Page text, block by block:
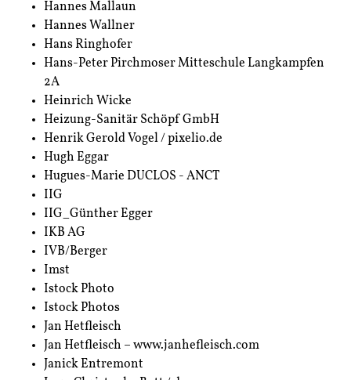
Hannes Mallaun
Hannes Wallner
Hans Ringhofer
Hans-Peter Pirchmoser Mitteschule Langkampfen
2A
Heinrich Wicke
Heizung-Sanitär Schöpf GmbH
Henrik Gerold Vogel / pixelio.de
Hugh Eggar
Hugues-Marie DUCLOS - ANCT
IIG
IIG_Günther Egger
IKB AG
IVB/Berger
Imst
Istock Photo
Istock Photos
Jan Hetfleisch
Jan Hetfleisch – www.janhefleisch.com
Janick Entremont